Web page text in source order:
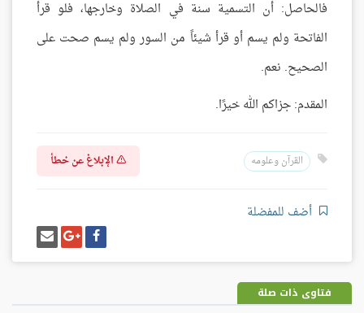
فالحاصل: أن التسمية سنة في الصلاة وخارجها، فلو قرأ
الفاتحة ولم يسم أو قرأ شيئاً من السور ولم يسم صحت على
الصحيح. نعم.
المقدم: جزاكم الله خيرًا.
القرآن وعلومه الإبلاغ عن خطأ
أضف للمفضلة
شارك
على
فيسبوك
شارك
على
غوغل
بلس
إرسل
إيميل
فتاوى ذات صلة